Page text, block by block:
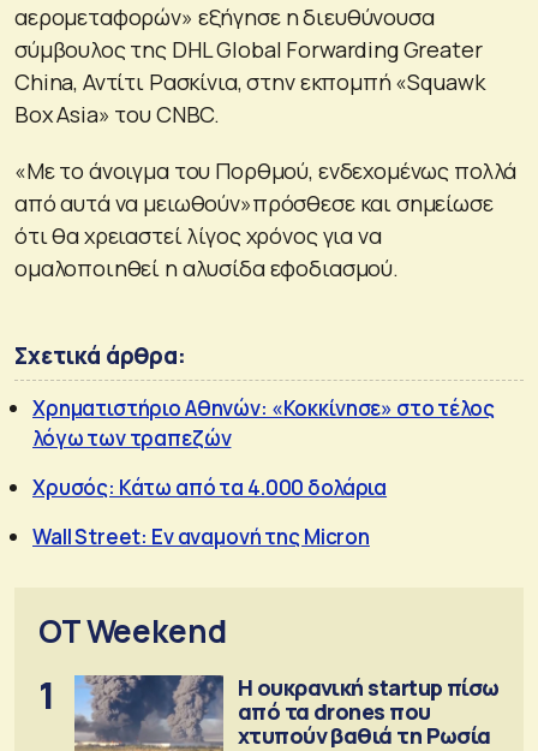
αερομεταφορών» εξήγησε η διευθύνουσα
σύμβουλος της DHL Global Forwarding Greater
China, Αντίτι Ρασκίνια, στην εκπομπή «Squawk
Box Asia» του CNBC.
«Με το άνοιγμα του Πορθμού, ενδεχομένως πολλά
από αυτά να μειωθούν»πρόσθεσε και σημείωσε
ότι θα χρειαστεί λίγος χρόνος για να
ομαλοποιηθεί η αλυσίδα εφοδιασμού.
Σχετικά άρθρα:
Χρηματιστήριο Αθηνών: «Κοκκίνησε» στο τέλος
λόγω των τραπεζών
Χρυσός: Κάτω από τα 4.000 δολάρια
Wall Street: Εν αναμονή της Micron
OT Weekend
1
Η ουκρανική startup πίσω
από τα drones που
χτυπούν βαθιά τη Ρωσία